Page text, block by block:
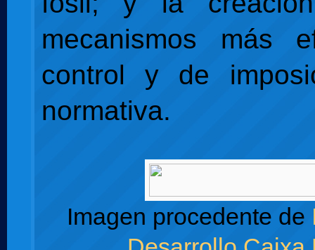
mecanismos más
control y de
normativa.
Imagen procedente de